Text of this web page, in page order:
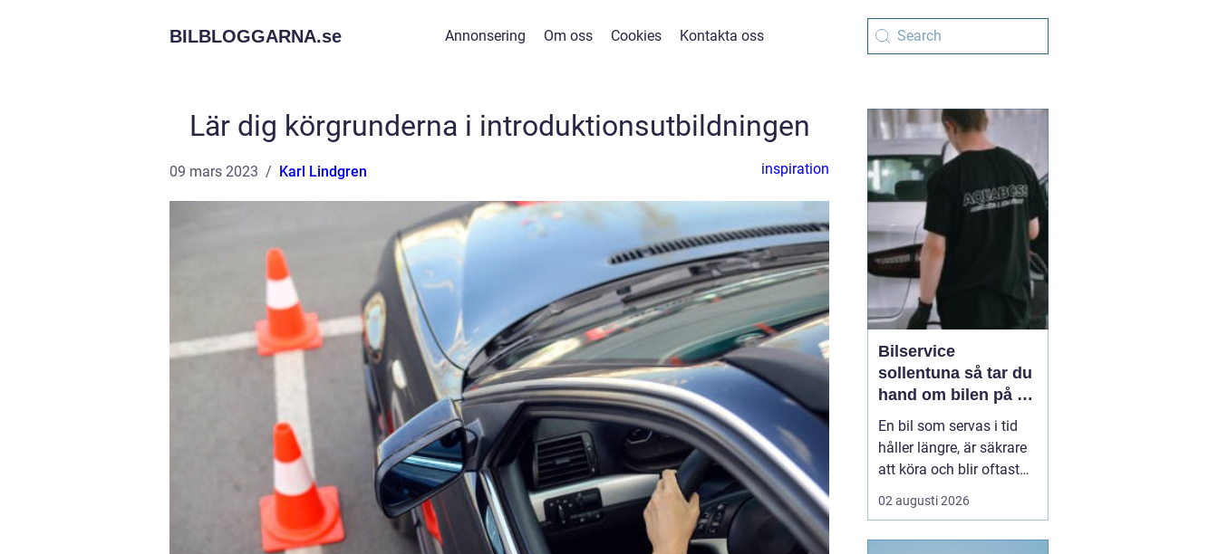
BILBLOGGARNA.se Annonsering Om oss Cookies Kontakta oss
Lär dig körgrunderna i introduktionsutbildningen
09 mars 2023 Karl Lindgren inspiration
Bilservice
sollentuna så tar du
hand om bilen på ett
smart sätt
En bil som servas i tid
håller längre, är säkrare
att köra och blir oftast
billigare i längden. För
den som kör mycket i
02 augusti 2026